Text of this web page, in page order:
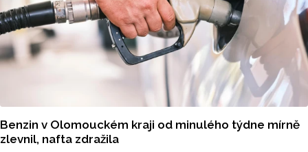
Benzin v Olomouckém kraji od minulého týdne mírně
zlevnil, nafta zdražila